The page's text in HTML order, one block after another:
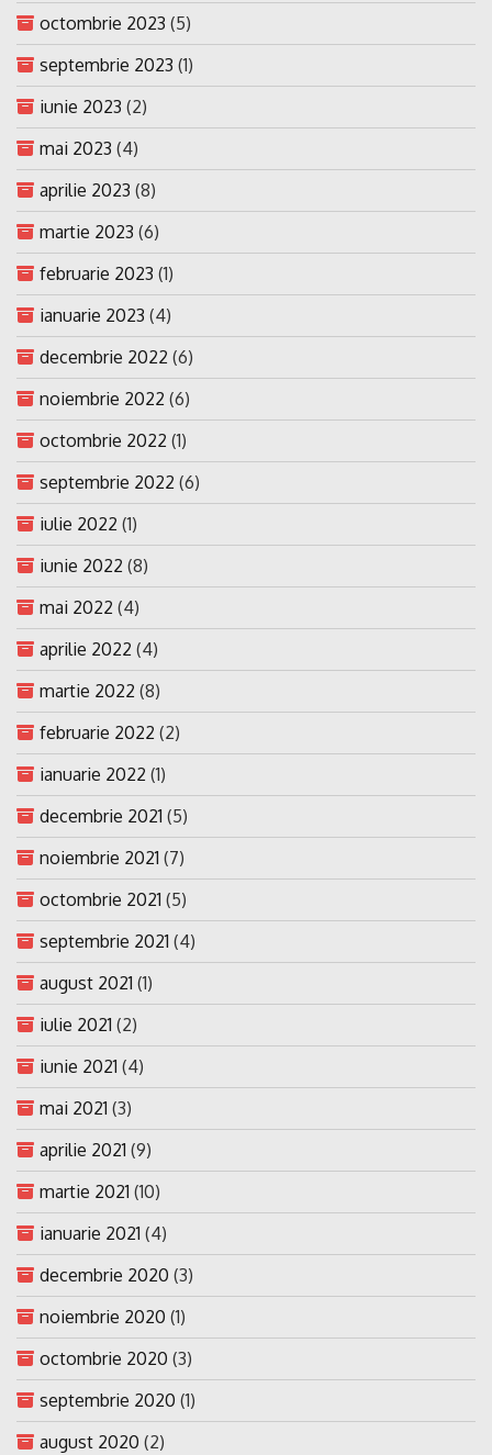
octombrie 2023 (5)
septembrie 2023 (1)
iunie 2023 (2)
mai 2023 (4)
aprilie 2023 (8)
martie 2023 (6)
februarie 2023 (1)
ianuarie 2023 (4)
decembrie 2022 (6)
noiembrie 2022 (6)
octombrie 2022 (1)
septembrie 2022 (6)
iulie 2022 (1)
iunie 2022 (8)
mai 2022 (4)
aprilie 2022 (4)
martie 2022 (8)
februarie 2022 (2)
ianuarie 2022 (1)
decembrie 2021 (5)
noiembrie 2021 (7)
octombrie 2021 (5)
septembrie 2021 (4)
august 2021 (1)
iulie 2021 (2)
iunie 2021 (4)
mai 2021 (3)
aprilie 2021 (9)
martie 2021 (10)
ianuarie 2021 (4)
decembrie 2020 (3)
noiembrie 2020 (1)
octombrie 2020 (3)
septembrie 2020 (1)
august 2020 (2)